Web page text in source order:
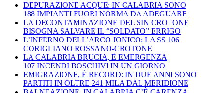
DEPURAZIONE ACQUE: IN CALABRIA SONO
188 IMPIANTI FUORI NORMA DA ADEGUARE
LA DECONTAMINAZIONE DEL SIN CROTONE
BISOGNA SALVARE IL “SOLDATO” ERRIGO
L’INFERNO DELL’ARCO JONICO: LA SS 106
CORIGLIANO ROSSANO-CROTONE
LA CALABRIA BRUCIA, È EMERGENZA
107 INCENDI BOSCHIVI IN UN GIORNO
EMIGRAZIONE, È RECORD: IN DUE ANNI SONO
PARTITI IN OLTRE 241 MILA DAL MERIDIONE